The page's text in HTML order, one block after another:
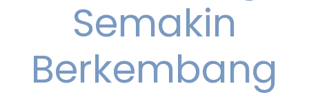
Semakin
Berkembang